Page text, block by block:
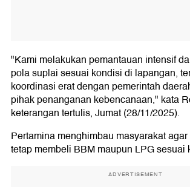
"Kami melakukan pemantauan intensif
pola suplai sesuai kondisi di lapangan,
koordinasi erat dengan pemerintah
pihak penanganan kebencanaan," kata
keterangan tertulis, Jumat (28/11/2025).
Pertamina menghimbau masyarakat
tetap membeli BBM maupun LPG sesuai
ADVERTISEMENT